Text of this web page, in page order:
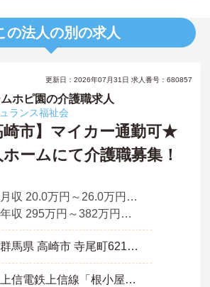
の法人の別の求人
更新日：2026年07月31日 求人番号：680857
ホピ園の介護職求人
ランス福祉会
崎市】マイカー通勤可★
ームにて介護職募集！
月収 20.0万円～26.0万円程度（諸手当込）
年収 295万円～382万円程度（諸手当込）
群馬県 高崎市 寺尾町621番地1
上信電鉄上信線「根小屋駅」バス・車3分